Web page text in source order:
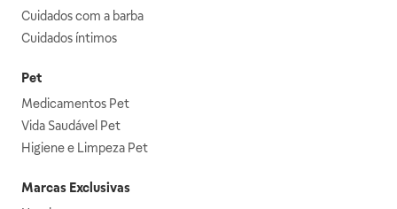
Cuidados com a barba
Cuidados íntimos
Pet
Medicamentos Pet
Vida Saudável Pet
Higiene e Limpeza Pet
Marcas Exclusivas